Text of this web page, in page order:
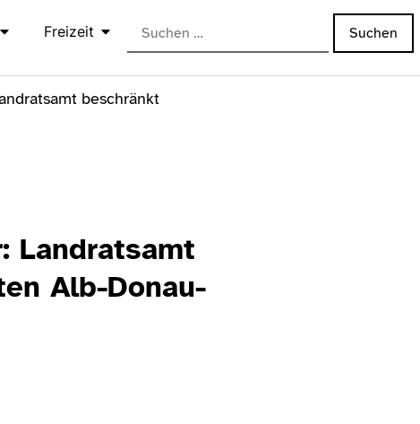
Freizeit
beschränkt
Landratsamt
Alb-Donau-